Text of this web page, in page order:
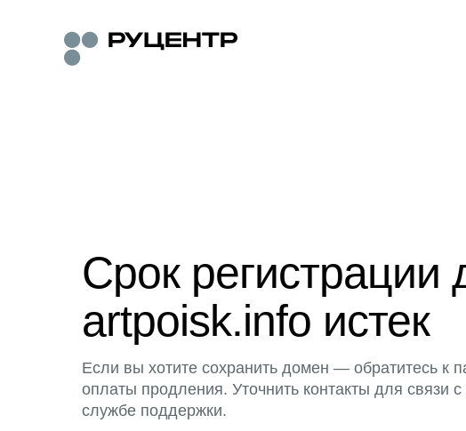
Срок регистрации
artpoisk.info истек
Если вы хотите сохранить домен — обратитесь к
оплаты продления. Уточнить контакты для связи
службе поддержки.